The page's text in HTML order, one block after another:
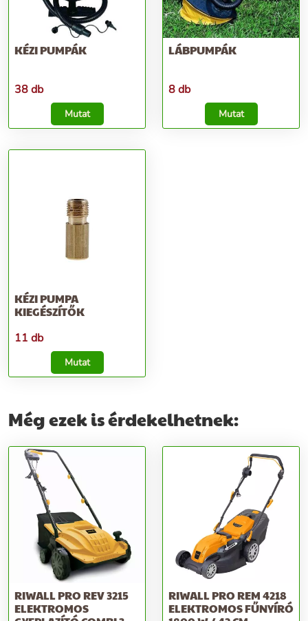
KÉZI PUMPÁK
38 db
Mutat
LÁBPUMPÁK
8 db
Mutat
KÉZI PUMPA
KIEGÉSZÍTŐK
11 db
Mutat
Még ezek is érdekelhetnek:
RIWALL PRO REV 3215
ELEKTROMOS
RIWALL PRO REM 4218
ELEKTROMOS FŰNYÍRÓ